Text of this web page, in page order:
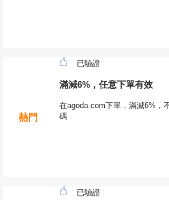
熱門
已驗證
滿減6%，任意下單有效
在agoda.com下單，滿減6%，
碼
已驗證